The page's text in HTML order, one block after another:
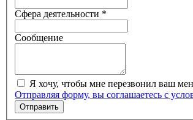
Сфера деятельности *
Сообщение
Я хочу, чтобы мне перезвонил ваш
Отправляя форму, вы соглашаетесь с
Отправить